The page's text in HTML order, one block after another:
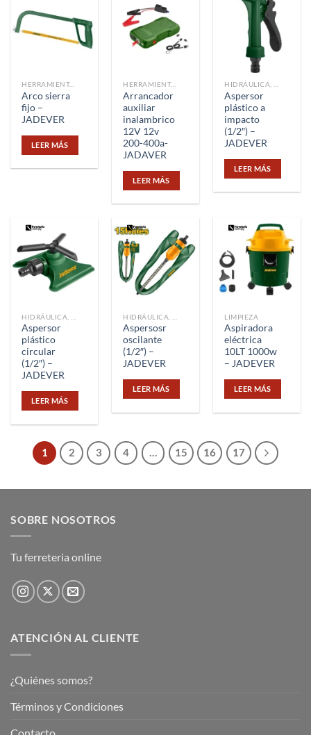
HERRAMIENTAS
Arco sierra
fijo –
JADEVER
LEER MÁS
HERRAMIENTAS
Arrancador
auxiliar
inalambrico
12V 12v
200-400a-
JADAVER
LEER MÁS
Aspersor
plástico a
impacto
(1/2″) –
JADEVER
LEER MÁS
Aspersor
plástico
circular
(1/2″) –
JADEVER
LEER MÁS
Aspersosr
oscilante
(1/2″) –
JADEVER
LEER MÁS
LIMPIEZA
Aspiradora
eléctrica
10LT 1000w
– JADEVER
LEER MÁS
1 2 3 4 … 15 16 17
SOBRE NOSOTROS
Tu ferreteria online
ATENCIÓN AL CLIENTE
¿Quiénes somos?
Términos y Condiciones